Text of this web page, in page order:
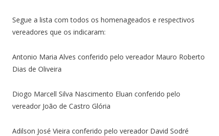
Segue a lista com todos os homenageados e respectivos
vereadores que os indicaram:
Antonio Maria Alves conferido pelo vereador Mauro Roberto
Dias de Oliveira
Diogo Marcell Silva Nascimento Eluan conferido pelo
vereador João de Castro Glória
Adilson José Vieira conferido pelo vereador David Sodré